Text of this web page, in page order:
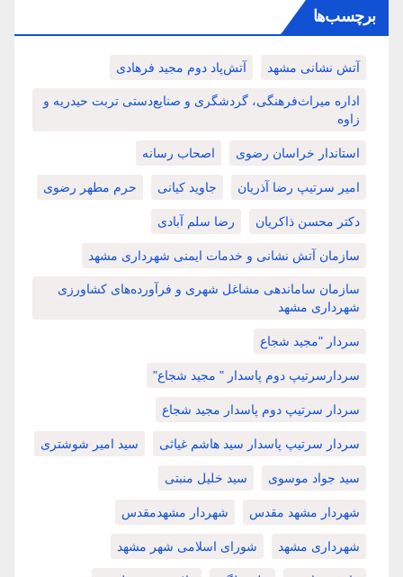
برچسب‌ها
آتش نشانی مشهد آتش‌پاد دوم مجید فرهادی
اداره میراث‌فرهنگی، گردشگری و صنایع‌دستی تربت حیدریه و
زاوه
استاندار خراسان رضوی اصحاب رسانه
امیر سرتیپ رضا آذریان جاوید کیانی حرم مطهر رضوی
دکتر محسن ذاکریان رضا سلم آبادی
سازمان آتش نشانی و خدمات ایمنی شهرداری مشهد
سازمان ساماندهی مشاغل شهری و فرآورده‌های کشاورزی
شهرداری مشهد
سردار "مجید شجاع
سردارسرتیپ دوم پاسدار " مجید شجاع"
سردار سرتیپ دوم پاسدار مجید شجاع
سردار سرتیپ پاسدار سید هاشم غیاثی سید امیر شوشتری
سید جواد موسوی سید خلیل منبتی
شهردار مشهد مقدس شهردار مشهدمقدس
شهرداری مشهد شورای اسلامی شهر مشهد